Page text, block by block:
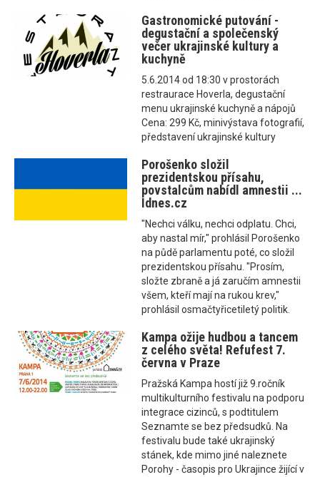
Gastronomické putování -
degustační a společenský
večer ukrajinské kultury a
kuchyně
5.6.2014 od 18:30 v prostorách
restraurace Hoverla, degustační
menu ukrajinské kuchyně a nápojů
Cena: 299 Kč, minivýstava fotografií,
představení ukrajinské kultury
Porošenko složil
prezidentskou přísahu,
povstalcům nabídl amnestii ...
Idnes.cz
"Nechci válku, nechci odplatu. Chci,
aby nastal mír," prohlásil Porošenko
na půdě parlamentu poté, co složil
prezidentskou přísahu. "Prosím,
složte zbraně a já zaručím amnestii
všem, kteří mají na rukou krev,"
prohlásil osmačtyřicetiletý politik.
Kampa ožije hudbou a tancem
z celého světa! Refufest 7.
června v Praze
Pražská Kampa hostí již 9.ročník
multikulturního festivalu na podporu
integrace cizinců, s podtitulem
Seznamte se bez předsudků. Na
festivalu bude také ukrajinský
stánek, kde mimo jiné naleznete
Porohy - časopis pro Ukrajince žijící v